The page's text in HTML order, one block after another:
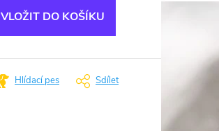
VLOŽIT DO KOŠÍKU
Hlídací pes Sdílet